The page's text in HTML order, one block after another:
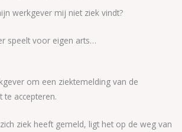
werkgever mij niet ziek vindt?
speelt voor eigen arts…
om een ziektemelding van de
accepteren.
ziek heeft gemeld, ligt het op de weg van